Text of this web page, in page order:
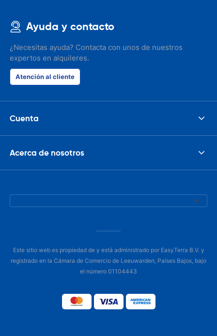
Ayuda y contacto
¿Necesitas ayuda? Contacta con unos de nuestros
expertos en alquileres.
Atención al cliente
Cuenta
Acerca de nosotros
Este sitio web es propiedad de y está administrado por EasyTerra B.V. y
registrado en la Cámara de Comercio de Leeuwarden, Países Bajos, bajo
el número 01104443